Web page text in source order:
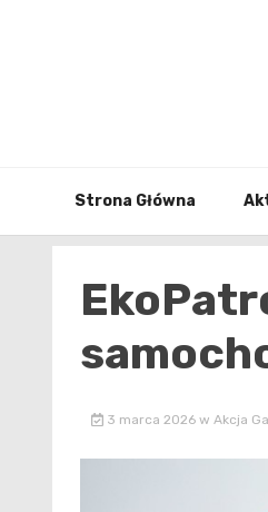
Strona Główna
3 marca 2026 w Akcja